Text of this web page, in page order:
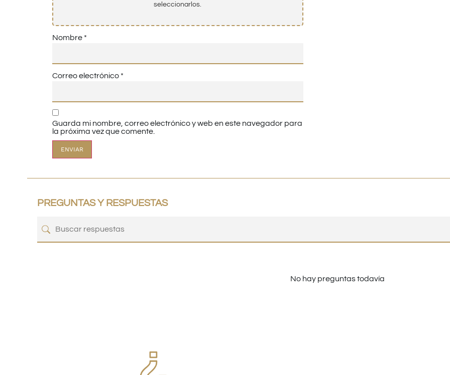
seleccionarlos.
Nombre *
Correo electrónico *
Guarda mi nombre, correo electrónico y web en este navegador para
la próxima vez que comente.
PREGUNTAS Y RESPUESTAS
No hay preguntas todavía